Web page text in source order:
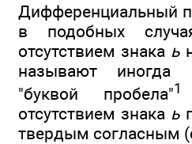
Дифференциальный
в подобных
отсутствием знака ь
называют иногда
"буквой пробела"1
отсутствием знака ь
твердым согласным